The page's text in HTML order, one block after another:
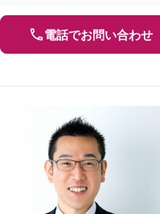
電話でお問い合わせ